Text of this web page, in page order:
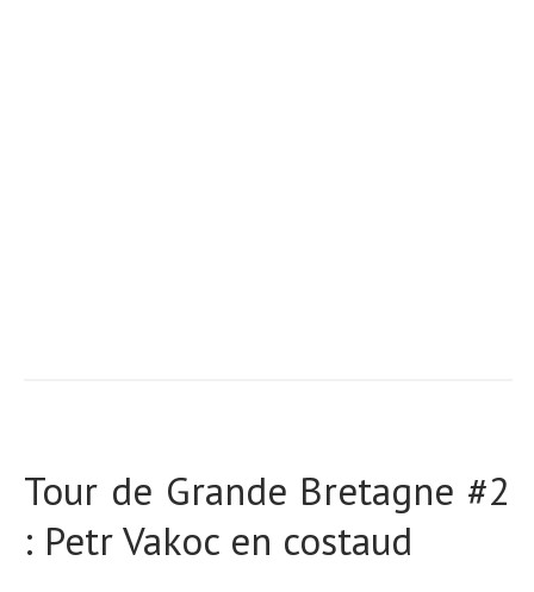
Tour de Grande Bretagne #2
: Petr Vakoc en costaud